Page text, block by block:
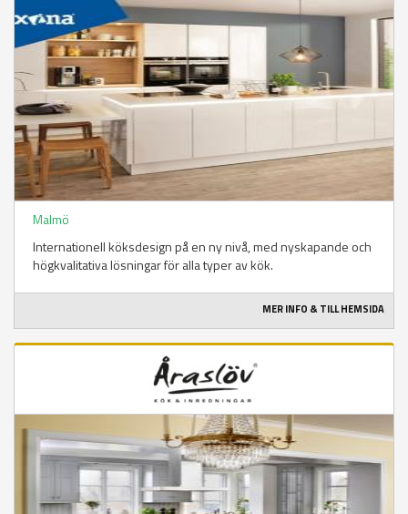
Malmö
Internationell köksdesign på en ny nivå, med nyskapande och
högkvalitativa lösningar för alla typer av kök.
MER INFO & TILL HEMSIDA